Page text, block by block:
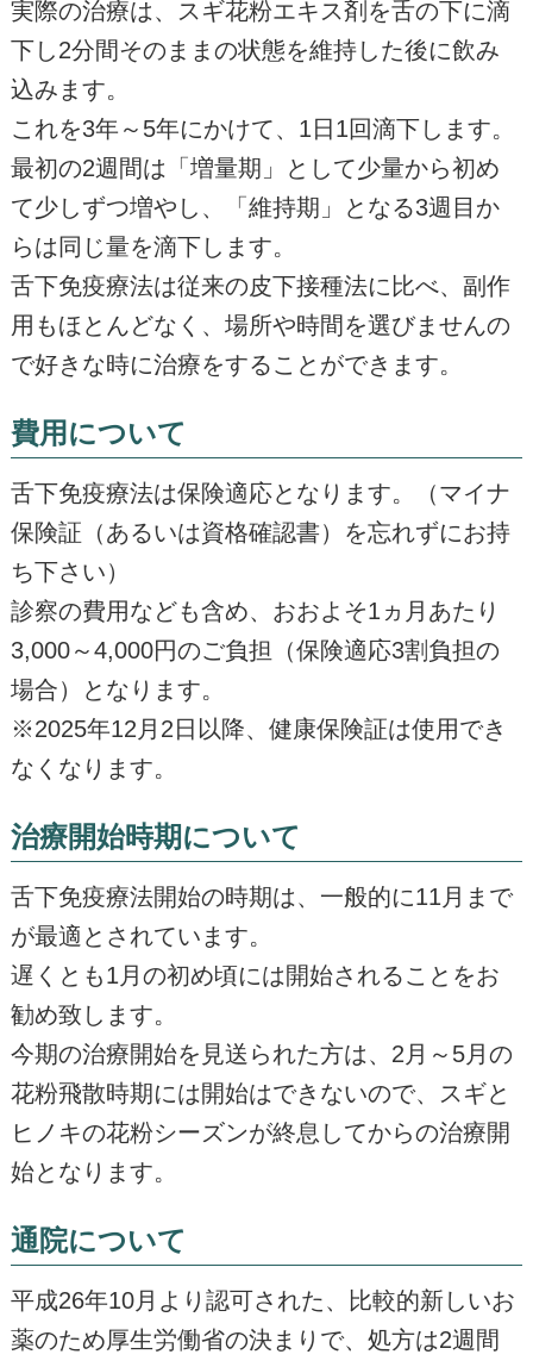
実際の治療は、スギ花粉エキス剤を舌の下に滴
下し2分間そのままの状態を維持した後に飲み
込みます。
これを3年～5年にかけて、1日1回滴下します。
最初の2週間は「増量期」として少量から初め
て少しずつ増やし、「維持期」となる3週目か
らは同じ量を滴下します。
舌下免疫療法は従来の皮下接種法に比べ、副作
用もほとんどなく、場所や時間を選びませんの
で好きな時に治療をすることができます。
費用について
舌下免疫療法は保険適応となります。（マイナ
保険証（あるいは資格確認書）を忘れずにお持
ち下さい）
診察の費用なども含め、おおよそ1ヵ月あたり
3,000～4,000円のご負担（保険適応3割負担の
場合）となります。
※2025年12月2日以降、健康保険証は使用でき
なくなります。
治療開始時期について
舌下免疫療法開始の時期は、一般的に11月まで
が最適とされています。
遅くとも1月の初め頃には開始されることをお
勧め致します。
今期の治療開始を見送られた方は、2月～5月の
花粉飛散時期には開始はできないので、スギと
ヒノキの花粉シーズンが終息してからの治療開
始となります。
通院について
平成26年10月より認可された、比較的新しいお
薬のため厚生労働省の決まりで、処方は2週間